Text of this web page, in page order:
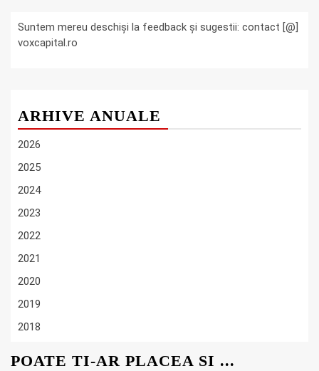
Suntem mereu deschiși la feedback și sugestii: contact [@]
voxcapital.ro
ARHIVE ANUALE
2026
2025
2024
2023
2022
2021
2020
2019
2018
POATE TI-AR PLACEA SI ...